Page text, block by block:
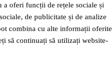
oferi funcții de rețele sociale și
de publicitate și de analize
combina cu alte informații oferite
să continuați să utilizați website-